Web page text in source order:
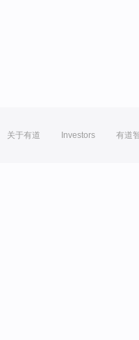
关于有道 Investors 有道